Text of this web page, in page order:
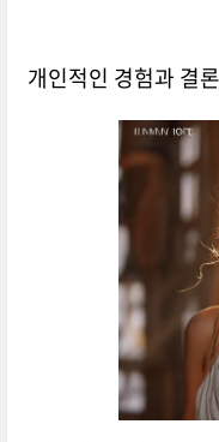
개인적인 경험과 결론